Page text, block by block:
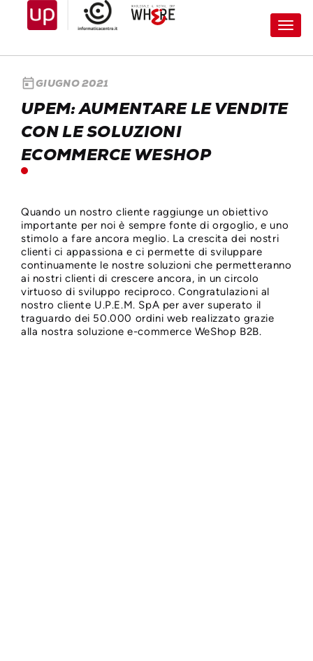
todayGIUGNO 2021
UPEM: AUMENTARE LE VENDITE
CON LE SOLUZIONI
ECOMMERCE WESHOP
Quando un nostro cliente raggiunge un obiettivo
importante per noi è sempre fonte di orgoglio, e uno
stimolo a fare ancora meglio. La crescita dei nostri
clienti ci appassiona e ci permette di sviluppare
continuamente le nostre soluzioni che permetteranno
ai nostri clienti di crescere ancora, in un circolo
virtuoso di sviluppo reciproco. Congratulazioni al
nostro cliente U.P.E.M. SpA per aver superato il
traguardo dei 50.000 ordini web realizzato grazie
alla nostra soluzione e-commerce WeShop B2B.